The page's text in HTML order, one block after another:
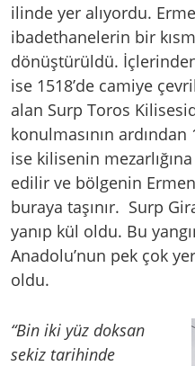
ilinde yer alıyordu.
ibadethanelerin bir
dönüştürüldü.
ise 1518’de camiye
alan Surp Toros
konulmasının
ise kilisenin
edilir ve bölgenin
buraya taşınır. Surp
yanıp kül oldu. Bu
Anadolu’nun pek çok
oldu.
“Bin iki yüz doksan
sekiz tarihinde